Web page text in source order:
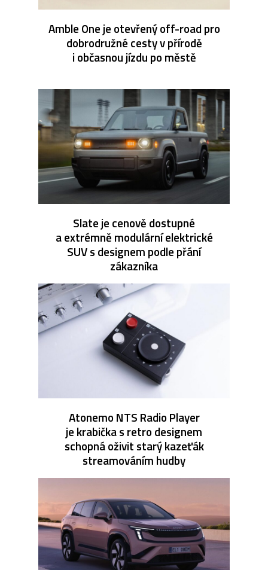
Amble One je otevřený off-road pro
dobrodružné cesty v přírodě
i občasnou jízdu po městě
Slate je cenově dostupné
a extrémně modulární elektrické
SUV s designem podle přání
zákazníka
Atonemo NTS Radio Player
je krabička s retro designem
schopná oživit starý kazeťák
streamováním hudby